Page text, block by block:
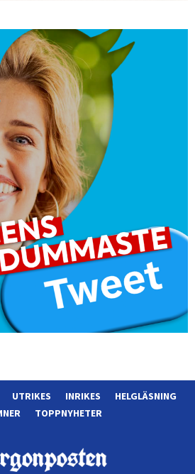
UTRIKES INRIKES
HELGLÄSNING
TOPPNYHETER